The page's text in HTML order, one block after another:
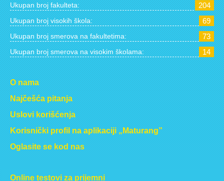
Ukupan broj fakulteta: 204
Ukupan broj visokih škola: 69
Ukupan broj smerova na fakultetima: 73
Ukupan broj smerova na visokim školama: 14
O nama
Najčešća pitanja
Uslovi korišćenja
Korisnički profil na aplikaciji „Maturang”
Oglasite se kod nas
Online testovi za prijemni